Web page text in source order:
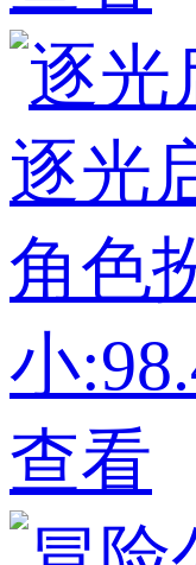
逐光
角色
小
查看